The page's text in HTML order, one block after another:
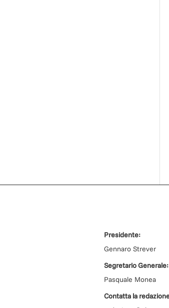
Presidente:
Gennaro Strever
Segretario Generale:
Pasquale Monea
Contatta la